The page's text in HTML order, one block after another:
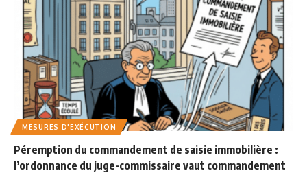
MESURES D'EXÉCUTION
Péremption du commandement de saisie immobilière :
l’ordonnance du juge-commissaire vaut commandement